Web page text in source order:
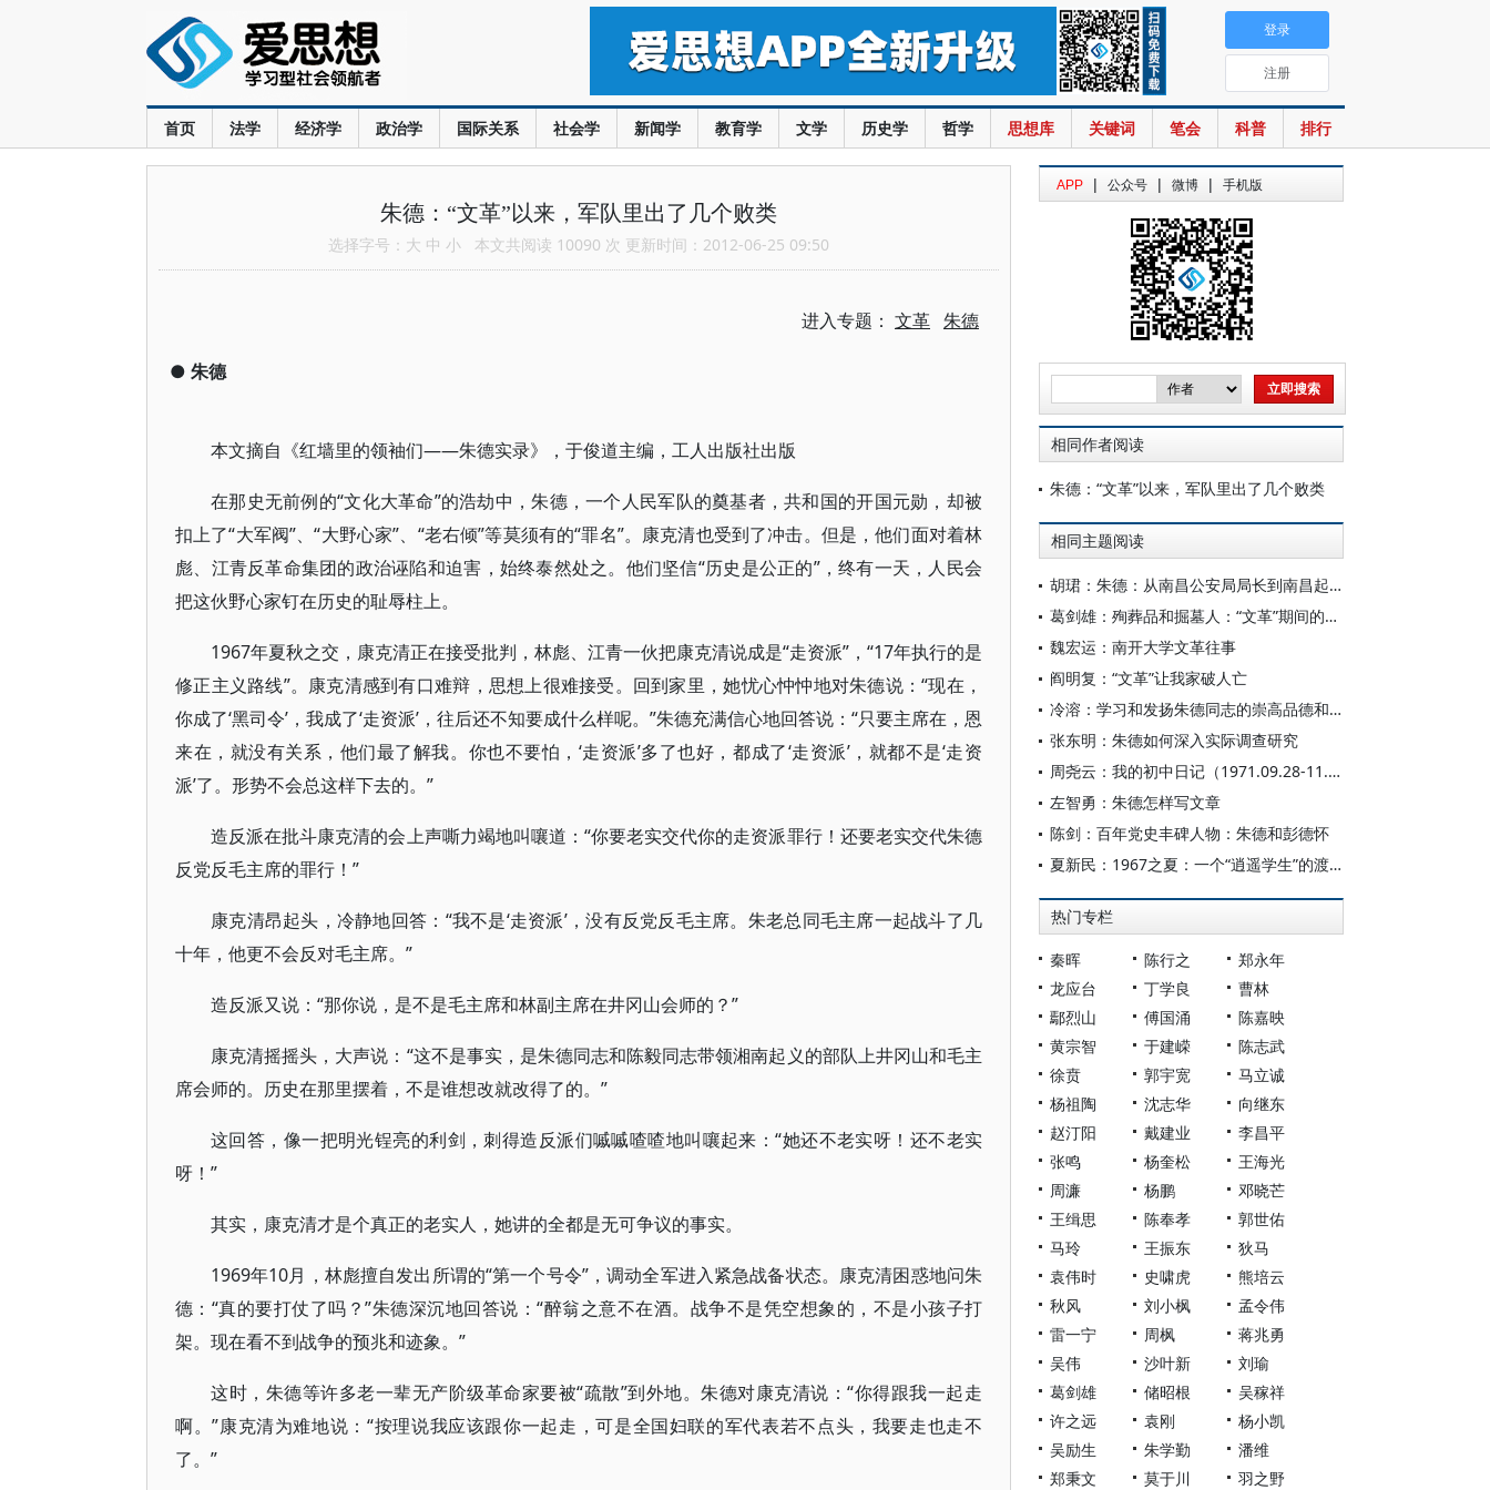
首页 法学 经济学 政治学 国际关系 社会学 新闻学 教育学 文学 历史学 哲学 思想库 关键词 笔会 科普 排行
登录
注册
朱德：“文革”以来，军队里出了几个败类
选择字号： 大 中 小 本文共阅读 10090 次 更新时间：2012-06-25 09:50
进入专题： 文革 朱德
● 朱德
本文摘自《红墙里的领袖们——朱德实录》，于俊道主编，工人出版社出版
在那史无前例的“文化大革命”的浩劫中，朱德，一个人民军队的奠基者，共和国的开国元勋，却被
扣上了“大军阀”、“大野心家”、“老右倾”等莫须有的“罪名”。康克清也受到了冲击。但是，他们面对着林
彪、江青反革命集团的政治诬陷和迫害，始终泰然处之。他们坚信“历史是公正的”，终有一天，人民会
把这伙野心家钉在历史的耻辱柱上。
1967年夏秋之交，康克清正在接受批判，林彪、江青一伙把康克清说成是“走资派”，“17年执行的是
修正主义路线”。康克清感到有口难辩，思想上很难接受。回到家里，她忧心忡忡地对朱德说：“现在，
你成了‘黑司令’，我成了‘走资派’，往后还不知要成什么样呢。”朱德充满信心地回答说：“只要主席在，恩
来在，就没有关系，他们最了解我。你也不要怕，‘走资派’多了也好，都成了‘走资派’，就都不是‘走资
派’了。形势不会总这样下去的。”
造反派在批斗康克清的会上声嘶力竭地叫嚷道：“你要老实交代你的走资派罪行！还要老实交代朱德
反党反毛主席的罪行！”
康克清昂起头，冷静地回答：“我不是‘走资派’，没有反党反毛主席。朱老总同毛主席一起战斗了几
十年，他更不会反对毛主席。”
造反派又说：“那你说，是不是毛主席和林副主席在井冈山会师的？”
康克清摇摇头，大声说：“这不是事实，是朱德同志和陈毅同志带领湘南起义的部队上井冈山和毛主
席会师的。历史在那里摆着，不是谁想改就改得了的。”
这回答，像一把明光锃亮的利剑，刺得造反派们嘁嘁喳喳地叫嚷起来：“她还不老实呀！还不老实
呀！”
其实，康克清才是个真正的老实人，她讲的全都是无可争议的事实。
1969年10月，林彪擅自发出所谓的“第一个号令”，调动全军进入紧急战备状态。康克清困惑地问朱
德：“真的要打仗了吗？”朱德深沉地回答说：“醉翁之意不在酒。战争不是凭空想象的，不是小孩子打
架。现在看不到战争的预兆和迹象。”
这时，朱德等许多老一辈无产阶级革命家要被“疏散”到外地。朱德对康克清说：“你得跟我一起走
啊。”康克清为难地说：“按理说我应该跟你一起走，可是全国妇联的军代表若不点头，我要走也走不
了。”
APP | 公众号 | 微博 | 手机版
相同作者阅读
朱德：“文革”以来，军队里出了几个败类
相同主题阅读
胡珺：朱德：从南昌公安局局长到南昌起义的“参谋和向导”
葛剑雄：殉葬品和掘墓人：“文革”期间的中学教师
魏宏运：南开大学文革往事
阎明复：“文革”让我家破人亡
冷溶：学习和发扬朱德同志的崇高品德和精神风范
张东明：朱德如何深入实际调查研究
周尧云：我的初中日记（1971.09.28-11.25）
左智勇：朱德怎样写文章
陈剑：百年党史丰碑人物：朱德和彭德怀
夏新民：1967之夏：一个“逍遥学生”的渡江前后
热门专栏
秦晖 陈行之
郑永年
龙应台
丁学良
曹林
鄢烈山
傅国涌
陈嘉映
黄宗智
于建嵘
陈志武
徐贲
郭宇宽
马立诚
杨祖陶
沈志华
向继东
赵汀阳
戴建业
李昌平
张鸣
杨奎松
王海光
周濂
杨鹏
邓晓芒
王缉思
陈奉孝
郭世佑
马玲
王振东
狄马
袁伟时
史啸虎
熊培云
秋风
刘小枫
孟令伟
雷一宁
周枫
蒋兆勇
吴伟
沙叶新
刘瑜
葛剑雄
储昭根
吴稼祥
许之远
袁刚
杨小凯
吴励生
朱学勤
潘维
郑秉文
莫于川
羽之野